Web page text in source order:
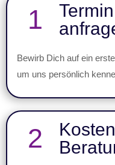
1
Termin
Bewirb Dich auf ein
um uns persönlich
2